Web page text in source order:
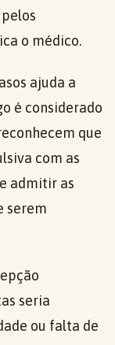
o médico.
ajuda a
é considerado
que
com as
admitir as
serem
seria
ou falta de